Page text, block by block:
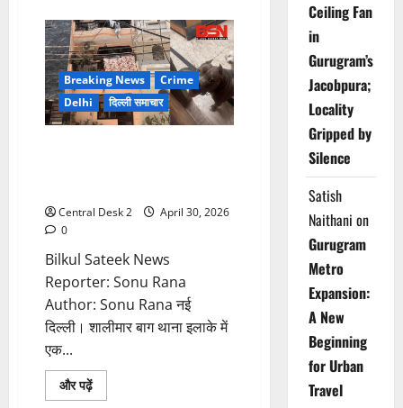
से
करवाता
था
मर्डर,
आरोपी
को
मुठभेड़
में
लगी
Breaking News
Crime
Delhi
दिल्ली समाचार
Central Desk 2
April 30, 2026
0
Bilkul Sateek News
Reporter: Sonu Rana
Author: Sonu Rana नई
दिल्ली। शालीमार बाग थाना इलाके में
एक...
और पढ़ेंRead
more
Accident news
Ceiling Fan
in
Gurugram’s
Jacobpura;
Locality
Gripped by
Silence
Satish
Naithani on
Gurugram
Metro
Expansion:
A New
Beginning
for Urban
Travel